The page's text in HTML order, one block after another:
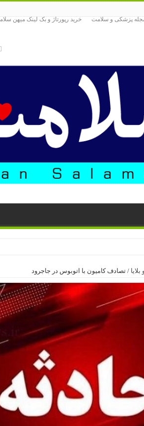
پزشکی و سلامت خرید رپورتاژ و بک لینک میهن
/ تصادف کامیون با اتوبوس در جاجرود